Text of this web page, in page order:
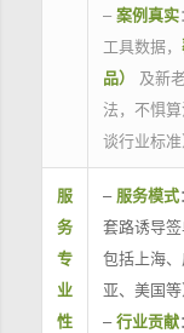
– 案例真实
工具数据，
品）
及新
法，不惧
谈行业标准
服
务
专
业
性
– 服务模式
套路诱导
包括上海
亚、美国等
–行业贡献